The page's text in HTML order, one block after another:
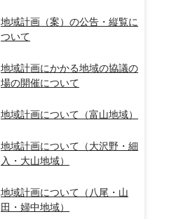
地域計画（案）の公告・縦覧に
ついて
地域計画にかかる地域の協議の
場の開催について
地域計画について（富山地域）
地域計画について（大沢野・細
入・大山地域）
地域計画について（八尾・山
田・婦中地域）